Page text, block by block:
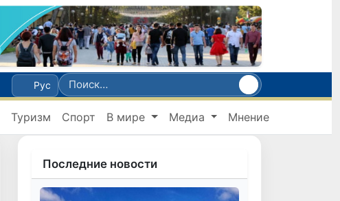
Рус
Туризм Спорт В мире Медиа Мнение
Последние новости